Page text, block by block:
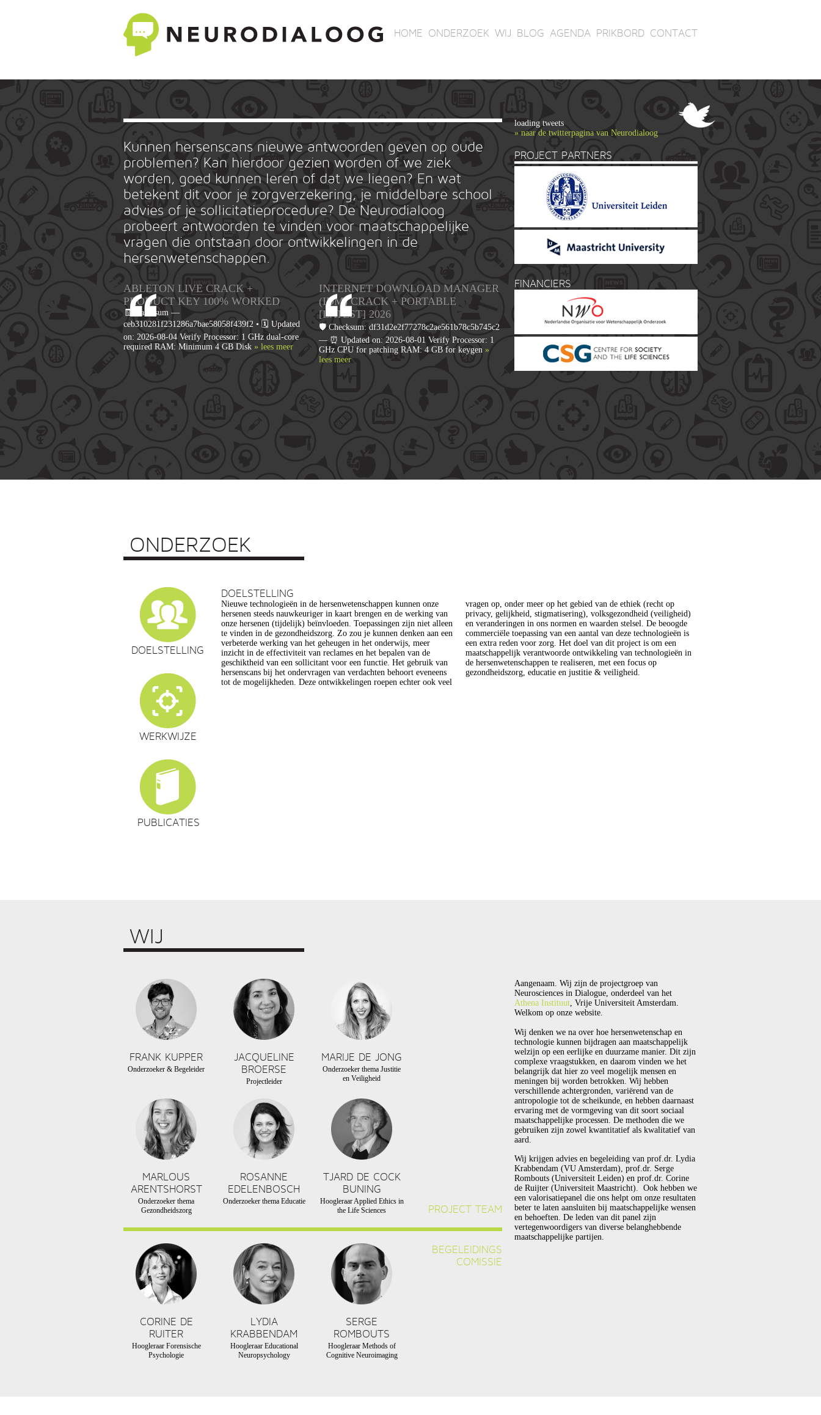
HOME ONDERZOEK WIJ BLOG AGENDA PRIKBORD CONTACT
Kunnen hersenscans nieuwe antwoorden geven op oude
problemen? Kan hierdoor gezien worden of we ziek
worden, goed kunnen leren of dat we liegen? En wat
betekent dit voor je zorgverzekering, je middelbare school
advies of je sollicitatieprocedure? De Neurodialoog
probeert antwoorden te vinden voor maatschappelijke
vragen die ontstaan door ontwikkelingen in de
hersenwetenschappen.
ABLETON LIVE CRACK +
PRODUCT KEY 100% WORKED
🧾 Hash-sum —
ceb310281f231286a7bae58058f439f2 • 🗓 Updated
on: 2026-08-04 Verify Processor: 1 GHz dual-core
required RAM: Minimum 4 GB Disk » lees meer
INTERNET DOWNLOAD MANAGER
(IDM) CRACK + PORTABLE
[LATEST] 2026
🛡️ Checksum: df31d2e2f77278c2ae561b78c5b745c2
— ⏰ Updated on: 2026-08-01 Verify Processor: 1
GHz CPU for patching RAM: 4 GB for keygen »
lees meer
loading tweets
» naar de twitterpagina van Neurodialoog
PROJECT PARTNERS
FINANCIERS
ONDERZOEK
DOELSTELLING
WERKWIJZE
PUBLICATIES
DOELSTELLING
Nieuwe technologieën in de hersenwetenschappen kunnen onze
hersenen steeds nauwkeuriger in kaart brengen en de werking van
onze hersenen (tijdelijk) beïnvloeden. Toepassingen zijn niet alleen
te vinden in de gezondheidszorg. Zo zou je kunnen denken aan een
verbeterde werking van het geheugen in het onderwijs, meer
inzicht in de effectiviteit van reclames en het bepalen van de
geschiktheid van een sollicitant voor een functie. Het gebruik van
hersenscans bij het ondervragen van verdachten behoort eveneens
tot de mogelijkheden. Deze ontwikkelingen roepen echter ook veel
vragen op, onder meer op het gebied van de ethiek (recht op
privacy, gelijkheid, stigmatisering), volksgezondheid (veiligheid)
en veranderingen in ons normen en waarden stelsel. De beoogde
commerciële toepassing van een aantal van deze technologieën is
een extra reden voor zorg. Het doel van dit project is om een
maatschappelijk verantwoorde ontwikkeling van technologieën in
de hersenwetenschappen te realiseren, met een focus op
gezondheidszorg, educatie en justitie & veiligheid.
WIJ
FRANK KUPPER
Onderzoeker & Begeleider
JACQUELINE
BROERSE
Projectleider
MARIJE DE JONG
Onderzoeker thema Justitie
en Veiligheid
MARLOUS
ARENTSHORST
Onderzoeker thema
Gezondheidszorg
ROSANNE
EDELENBOSCH
Onderzoeker thema Educatie
TJARD DE COCK
BUNING
Hoogleraar Applied Ethics in
the Life Sciences
PROJECT TEAM
CORINE DE
RUITER
Hoogleraar Forensische
Psychologie
LYDIA
KRABBENDAM
Hoogleraar Educational
Neuropsychology
SERGE
ROMBOUTS
Hoogleraar Methods of
Cognitive Neuroimaging
BEGELEIDINGS
COMISSIE
Aangenaam. Wij zijn de projectgroep van
Neurosciences in Dialogue, onderdeel van het
Athena Instituut, Vrije Universiteit Amsterdam.
Welkom op onze website.
Wij denken we na over hoe hersenwetenschap en
technologie kunnen bijdragen aan maatschappelijk
welzijn op een eerlijke en duurzame manier. Dit zijn
complexe vraagstukken, en daarom vinden we het
belangrijk dat hier zo veel mogelijk mensen en
meningen bij worden betrokken. Wij hebben
verschillende achtergronden, variërend van de
antropologie tot de scheikunde, en hebben daarnaast
ervaring met de vormgeving van dit soort sociaal
maatschappelijke processen. De methoden die we
gebruiken zijn zowel kwantitatief als kwalitatief van
aard.
Wij krijgen advies en begeleiding van prof.dr. Lydia
Krabbendam (VU Amsterdam), prof.dr. Serge
Rombouts (Universiteit Leiden) en prof.dr. Corine
de Ruijter (Universiteit Maastricht). Ook hebben we
een valorisatiepanel die ons helpt om onze resultaten
beter te laten aansluiten bij maatschappelijke wensen
en behoeften. De leden van dit panel zijn
vertegenwoordigers van diverse belanghebbende
maatschappelijke partijen.